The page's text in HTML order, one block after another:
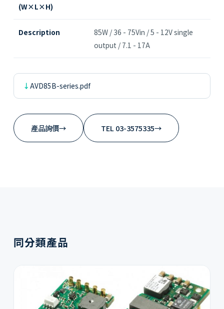
(W×L×H)
Description
85W / 36 - 75Vin / 5 - 12V single
output / 7.1 - 17A
AVD85B-series.pdf
產品詢價→ TEL 03-3575335→
同分類產品